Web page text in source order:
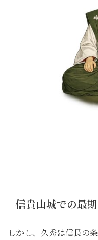
信貴山城での最期
しかし、久秀は信長の